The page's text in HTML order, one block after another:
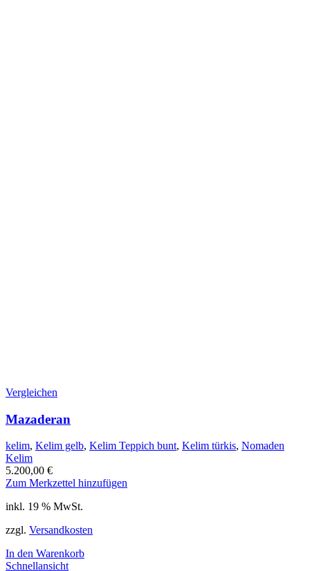
Vergleichen
Mazaderan
kelim, Kelim gelb, Kelim Teppich bunt, Kelim türkis, Nomaden
Kelim
5.200,00 €
Zum Merkzettel hinzufügen
inkl. 19 % MwSt.
zzgl. Versandkosten
In den Warenkorb
Schnellansicht